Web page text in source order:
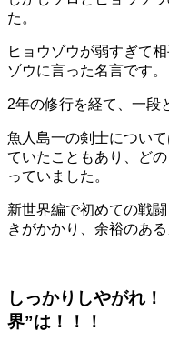
た。
ヒョウゾウが弱すぎて
ゾウに言った名言です。
2年の修行を経て、一段
魚人島一の剣士につい
ていたこともあり、ど
っていました。
新世界編で初めての戦
きがかかり、余裕のあ
しっかりしやがれ
界”は！！！